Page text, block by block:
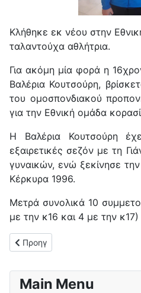
Κλήθηκε εκ νέου στην
ταλαντούχα αθλήτρια.
Για ακόμη μία φορά η
Βαλέρια Κουτσούρη,
του ομοσπονδιακού
για την Εθνική ομάδα
H Βαλέρια Κουτσούρη
εξαιρετικές σεζόν με τη
γυναικών, ενώ ξεκίνησε
Κέρκυρα 1996.
Μετρά συνολικά 10
με την κ16 και 4 με την
Προηγούμενο άρθρο: Ήττα για
Προηγ
Main Menu